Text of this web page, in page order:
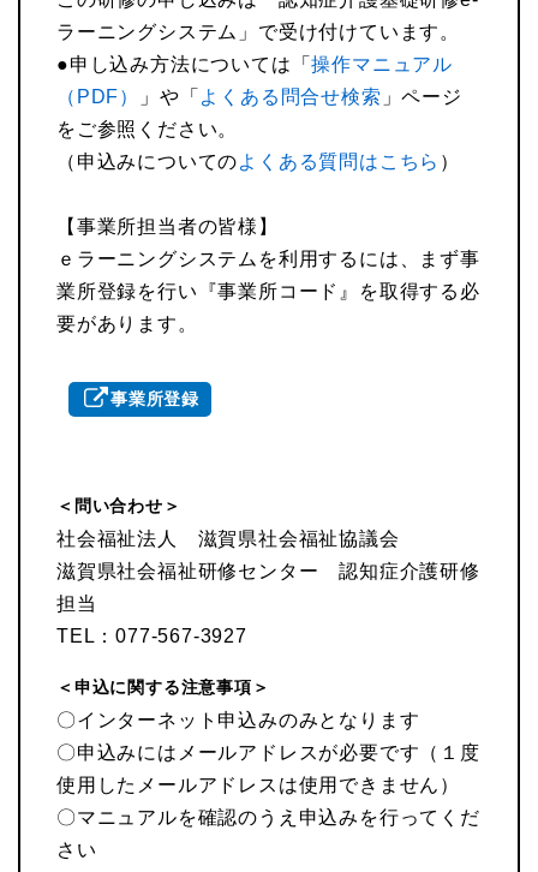
ラーニングシステム」で受け付けています。
●申し込み方法については「操作マニュアル
（PDF）
」や「 よくある問合せ検索 」ページ
をご参照ください。
（申込みについてのよくある質問はこちら ）
【事業所担当者の皆様】
ｅラーニングシステムを利用するには、まず事
業所登録を行い『事業所コード』を取得する必
要があります。
事業所登録
＜問い合わせ＞
社会福祉法人 滋賀県社会福祉協議会
滋賀県社会福祉研修センター 認知症介護研修
担当
TEL：077-567-3927
＜申込に関する注意事項＞
〇インターネット申込みのみとなります
〇申込みにはメールアドレスが必要です（１度
使用したメールアドレスは使用できません）
〇マニュアルを確認のうえ申込みを行ってくだ
さい